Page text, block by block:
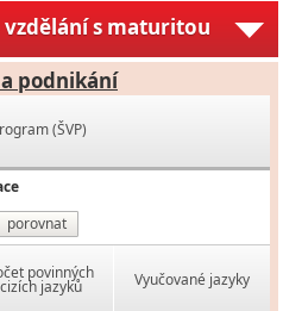
s maturitou
podnikání
(ŠVP)
porovnat
povinných
cizích jazyků Vyučované jazyky